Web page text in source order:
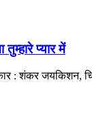
प्यार में
: शंकर जयकिशन,